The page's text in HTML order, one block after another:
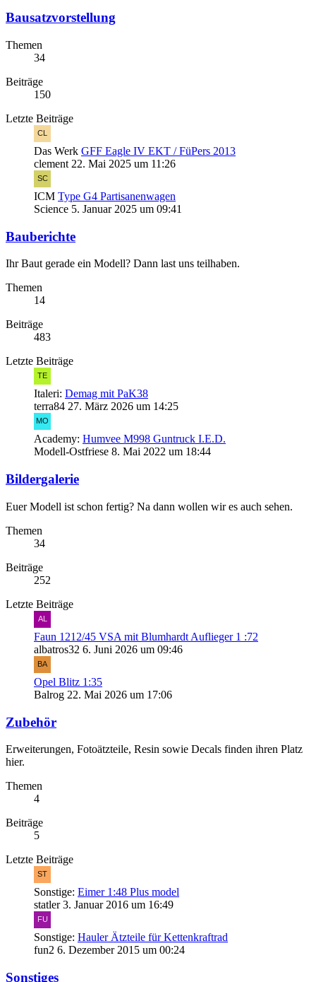
Bausatzvorstellung
Themen
34
Beiträge
150
Letzte Beiträge
Das Werk GFF Eagle IV EKT / FüPers 2013
clement 22. Mai 2025 um 11:26
ICM Type G4 Partisanenwagen
Science 5. Januar 2025 um 09:41
Bauberichte
Ihr Baut gerade ein Modell? Dann last uns teilhaben.
Themen
14
Beiträge
483
Letzte Beiträge
Italeri: Demag mit PaK38
terra84 27. März 2026 um 14:25
Academy: Humvee M998 Guntruck I.E.D.
Modell-Ostfriese 8. Mai 2022 um 18:44
Bildergalerie
Euer Modell ist schon fertig? Na dann wollen wir es auch sehen.
Themen
34
Beiträge
252
Letzte Beiträge
Faun 1212/45 VSA mit Blumhardt Auflieger 1 :72
albatros32 6. Juni 2026 um 09:46
Opel Blitz 1:35
Balrog 22. Mai 2026 um 17:06
Zubehör
Erweiterungen, Fotoätzteile, Resin sowie Decals finden ihren Platz
hier.
Themen
4
Beiträge
5
Letzte Beiträge
Sonstige: Eimer 1:48 Plus model
statler3. Januar 2016 um 16:49
Sonstige: Hauler Ätzteile für Kettenkraftrad
fun2 6. Dezember 2015 um 00:24
Sonstiges